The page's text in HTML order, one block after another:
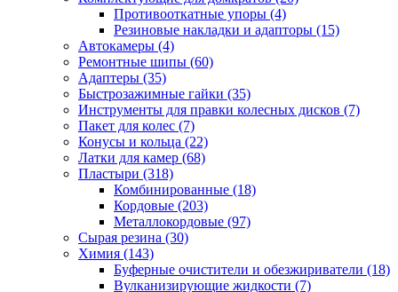
Противооткатные упоры (4)
Резиновые накладки и адапторы (15)
Автокамеры (4)
Ремонтные шипы (60)
Адаптеры (35)
Быстрозажимные гайки (35)
Инструменты для правки колесных дисков (7)
Пакет для колес (7)
Конусы и кольца (22)
Латки для камер (68)
Пластыри (318)
Комбинированные (18)
Кордовые (203)
Металлокордовые (97)
Сырая резина (30)
Химия (143)
Буферные очистители и обезжириватели (18)
Вулканизирующие жидкости (7)